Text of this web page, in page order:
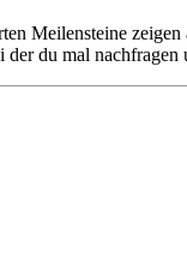
Meilensteine
du mal nachfragen